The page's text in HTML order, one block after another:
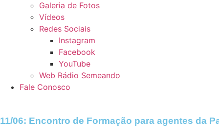
Galeria de Fotos
Vídeos
Redes Sociais
Instagram
Facebook
YouTube
Web Rádio Semeando
Fale Conosco
11/06: Encontro de Formação para agentes da